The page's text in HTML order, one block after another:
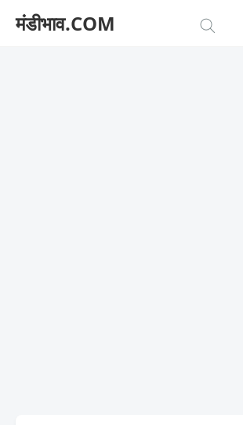
मंडीभाव.COM